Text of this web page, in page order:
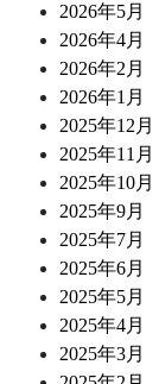
2026年5月
2026年4月
2026年2月
2026年1月
2025年12月
2025年11月
2025年10月
2025年9月
2025年7月
2025年6月
2025年5月
2025年4月
2025年3月